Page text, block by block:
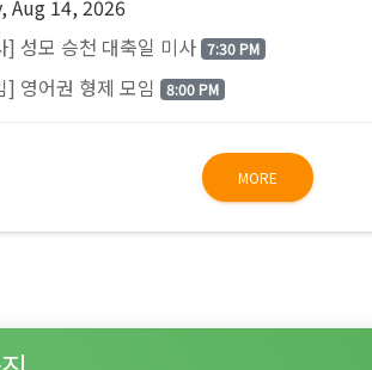
Aug 14, 2026
] 성모 승천 대축일 미사 7:30 PM
] 영어권 형제 모임 8:00 PM
MORE